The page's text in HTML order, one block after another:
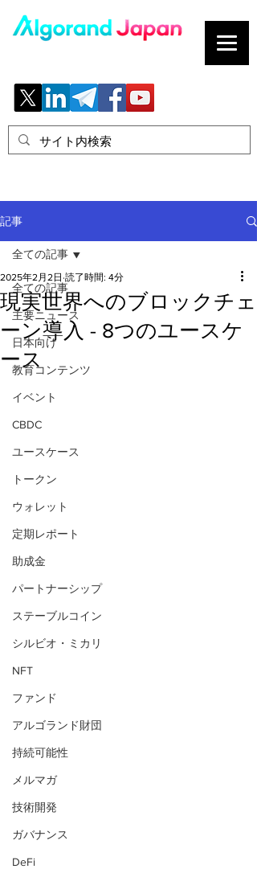
記事
全ての記事
主要ニュース
日本向け
教育コンテンツ
イベント
CBDC
ユースケース
トークン
ウォレット
定期レポート
助成金
パートナーシップ
ステーブルコイン
シルビオ・ミカリ
NFT
ファンド
アルゴランド財団
持続可能性
メルマガ
技術開発
ガバナンス
DeFi
全ての記事
現実世界へのブロックチェ
ーン導入 - 8つのユースケ
ース
2025年2月2日 読了時間: 4分